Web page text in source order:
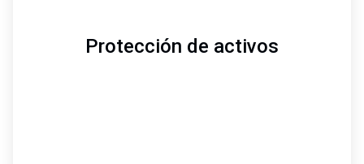
Protección de activos